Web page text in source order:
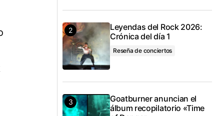
Leyendas del Rock 2026:
Crónica del día 1
Reseña de conciertos
Goatburner anuncian el
álbum recopilatorio «Time